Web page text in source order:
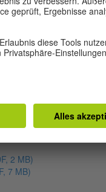
3 MB)
2 MB)
7 MB)